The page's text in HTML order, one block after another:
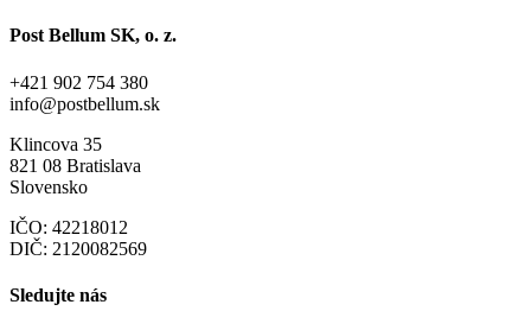
Post Bellum SK, o. z.
+421 902 754 380
info@postbellum.sk
Klincova 35
821 08 Bratislava
Slovensko
IČO: 42218012
DIČ: 2120082569
Sledujte nás